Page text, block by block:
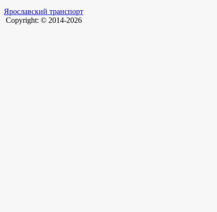
Ярославский транспорт
Copyright: © 2014-2026